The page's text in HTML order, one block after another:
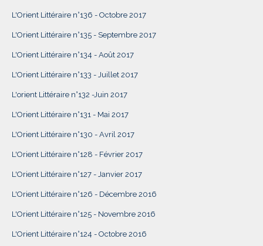
L'Orient Littéraire n°136 - Octobre 2017
L'Orient Littéraire n°135 - Septembre 2017
L'Orient Littéraire n°134 - Août 2017
L'Orient Littéraire n°133 - Juillet 2017
L'orient Littéraire n°132 -Juin 2017
L'Orient Littéraire n°131 - Mai 2017
L'Orient Littéraire n°130 - Avril 2017
L'Orient Littéraire n°128 - Février 2017
L'Orient Littéraire n°127 - Janvier 2017
L'Orient Littéraire n°126 - Décembre 2016
L'Orient Littéraire n°125 - Novembre 2016
L'Orient Littéraire n°124 - Octobre 2016